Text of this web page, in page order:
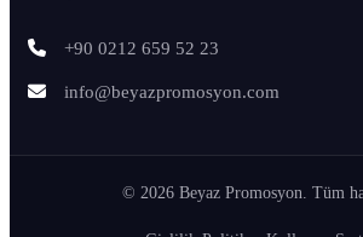
+90 0212 659 52 23
info@beyazpromosyon.com
© 2026 Beyaz Promosyon. Tüm